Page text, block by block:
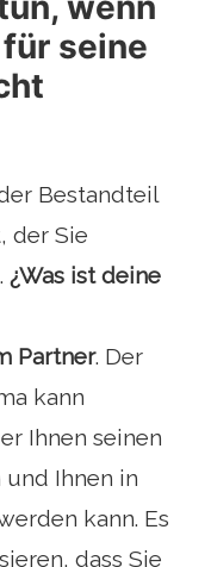
seine
Bestandteil
der Sie
¿Was ist deine
Partner. Der
kann
Ihnen seinen
Ihnen in
kann. Es
dass Sie